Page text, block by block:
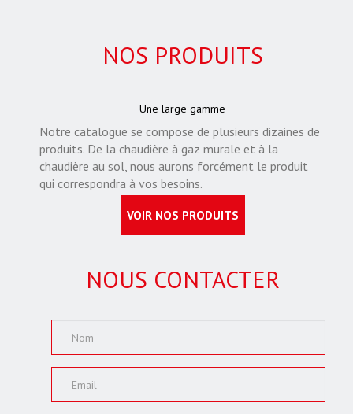
NOS PRODUITS
Une large gamme
Notre catalogue se compose de plusieurs dizaines de
produits. De la chaudière à gaz murale et à la
chaudière au sol, nous aurons forcément le produit
qui correspondra à vos besoins.
VOIR NOS PRODUITS
NOUS CONTACTER